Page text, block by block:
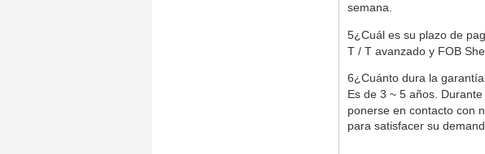
semana.
5¿Cuál es su plazo de
T / T avanzado y FOB
6¿Cuánto dura la
Es de 3 ~ 5 años.
ponerse en contacto con
para satisfacer su